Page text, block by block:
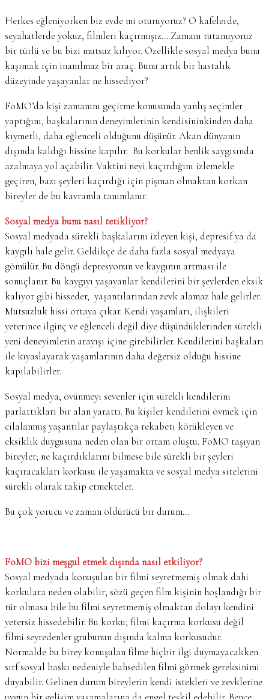
Herkes eğleniyorken biz evde mi oturuyoruz? O kafelerde,
seyahatlerde yokuz, filmleri kaçırmışız… Zamanı tutamıyoruz
bir türlü ve bu bizi mutsuz kılıyor. Özellikle sosyal medya bunu
kaşımak için inanılmaz bir araç. Bunu artık bir hastalık
düzeyinde yaşayanlar ne hissediyor?
FoMO’da kişi zamanını geçirme konusunda yanlış seçimler
yaptığını, başkalarının deneyimlerinin kendisininkinden daha
kıymetli, daha eğlenceli olduğunu düşünür. Akan dünyanın
dışında kaldığı hissine kapılır. Bu korkular benlik saygısında
azalmaya yol açabilir. Vaktini neyi kaçırdığını izlemekle
geçiren, bazı şeyleri kaçırdığı için pişman olmaktan korkan
bireyler de bu kavramla tanımlanır.
Sosyal medya bunu nasıl tetikliyor?
Sosyal medyada sürekli başkalarını izleyen kişi, depresif ya da
kaygılı hale gelir. Geldikçe de daha fazla sosyal medyaya
gömülür. Bu döngü depresyonun ve kaygının artması ile
sonuçlanır. Bu kaygıyı yaşayanlar kendilerini bir şeylerden eksik
kalıyor gibi hisseder, yaşantılarından zevk alamaz hale gelirler.
Mutsuzluk hissi ortaya çıkar. Kendi yaşamları, ilişkileri
yeterince ilginç ve eğlenceli değil diye düşündüklerinden sürekli
yeni deneyimlerin arayışı içine girebilirler. Kendilerini başkaları
ile kıyaslayarak yaşamlarının daha değersiz olduğu hissine
kapılabilirler.
Sosyal medya, övünmeyi sevenler için sürekli kendilerini
parlattıkları bir alan yarattı. Bu kişiler kendilerini övmek için
cilalanmış yaşantılar paylaştıkça rekabeti körükleyen ve
eksiklik duygusuna neden olan bir ortam oluştu. FoMO taşıyan
bireyler; ne kaçırdıklarını bilmese bile sürekli bir şeyleri
kaçıracakları korkusu ile yaşamakta ve sosyal medya sitelerini
sürekli olarak takip etmekteler.
Bu çok yorucu ve zaman öldürücü bir durum…
FoMO bizi meşgul etmek dışında nasıl etkiliyor?
Sosyal medyada konuşulan bir filmi seyretmemiş olmak dahi
korkulara neden olabilir; sözü geçen film kişinin hoşlandığı bir
tür olmasa bile bu filmi seyretmemiş olmaktan dolayı kendini
yetersiz hissedebilir. Bu korku; filmi kaçırma korkusu değil
filmi seyredenler grubunun dışında kalma korkusudur.
Normalde bu birey konuşulan filme hiçbir ilgi duymayacakken
sırf sosyal baskı nedeniyle bahsedilen filmi görmek gereksinimi
duyabilir. Gelinen durum bireylerin kendi istekleri ve zevklerine